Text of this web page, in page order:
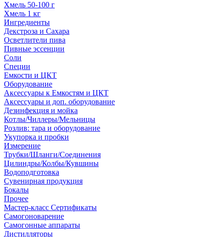
Хмель 50-100 г
Хмель 1 кг
Ингредиенты
Декстроза и Сахара
Осветлители пива
Пивные эссенции
Соли
Специи
Емкости и ЦКТ
Оборудование
Аксессуары к Емкостям и ЦКТ
Аксессуары и доп. оборудование
Дезинфекция и мойка
Котлы/Чиллеры/Мельницы
Розлив: тара и оборудование
Укупорка и пробки
Измерение
Трубки/Шланги/Соединения
Цилиндры/Колбы/Кувшины
Водоподготовка
Сувенирная продукция
Бокалы
Прочее
Мастер-класс Сертификаты
Самогоноварение
Самогонные аппараты
Дистилляторы